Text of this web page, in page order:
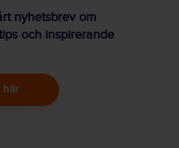
nyhetsbrev om
och inspirerande